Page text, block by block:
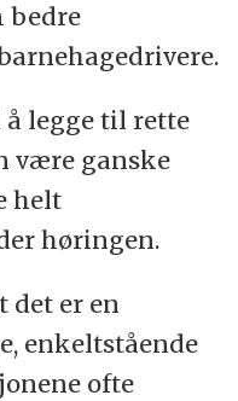
bedre
å legge til rette
være ganske
helt
høringen.
det er en
enkeltstående
ofte